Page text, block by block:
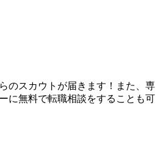
のスカウトが届きます！また、専
に無料で転職相談をすることも可